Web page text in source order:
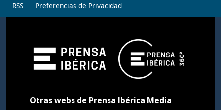
RSS Preferencias de Privacidad
Otras webs de Prensa Ibérica Media